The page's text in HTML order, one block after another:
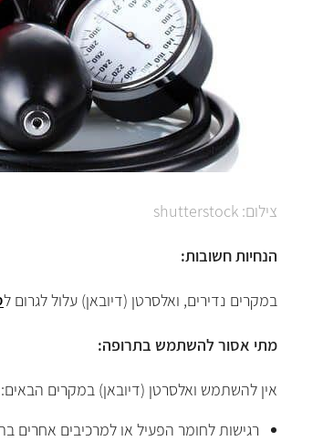
צילום: shutterstock
הנחיות חשובות:
במקרים נדירים, ואלסרטן (דיובאן) עלול לגרום ל
מתי אסור להשתמש בתרופה:
אין להשתמש ואלסרטן (דיובאן) במקרים הבאים:
רגישות לחומר הפעיל או למרכיבים אחרים